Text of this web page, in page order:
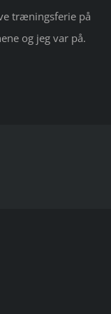
træningsferie på
og jeg var på.